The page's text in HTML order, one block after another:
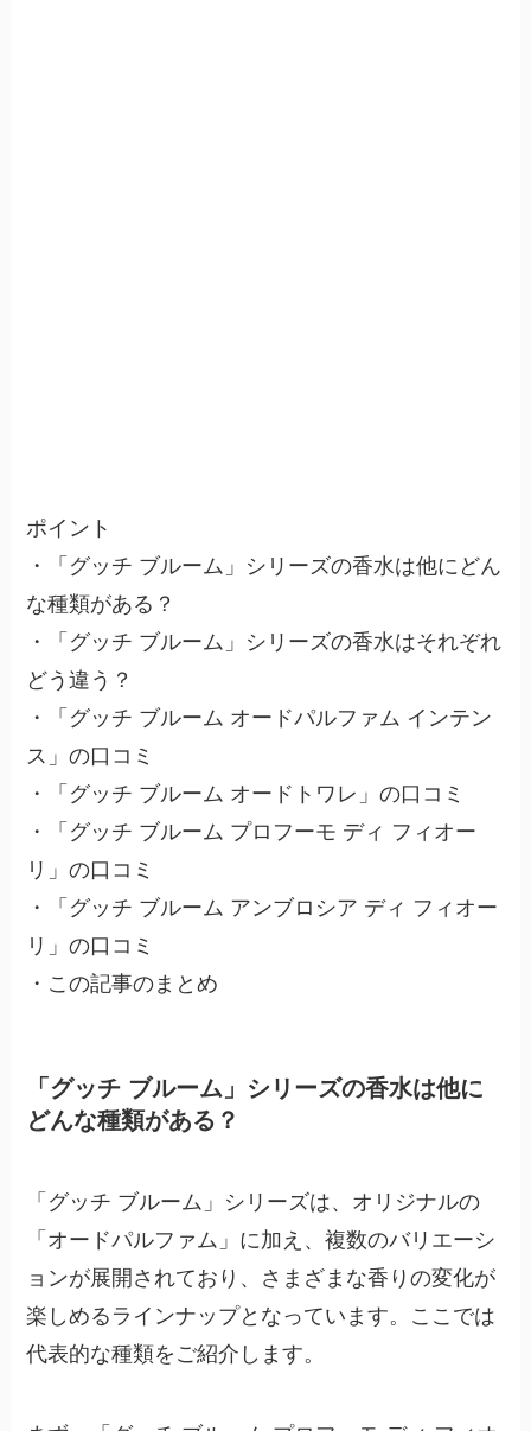
ポイント
・「グッチ ブルーム」シリーズの香水は他にどん
な種類がある？
・「グッチ ブルーム」シリーズの香水はそれぞれ
どう違う？
・「グッチ ブルーム オードパルファム インテン
ス」の口コミ
・「グッチ ブルーム オードトワレ」の口コミ
・「グッチ ブルーム プロフーモ ディ フィオー
リ」の口コミ
・「グッチ ブルーム アンブロシア ディ フィオー
リ」の口コミ
・この記事のまとめ
「グッチ ブルーム」シリーズの香水は他に
どんな種類がある？
「グッチ ブルーム」シリーズは、オリジナルの
「オードパルファム」に加え、複数のバリエーシ
ョンが展開されており、さまざまな香りの変化が
楽しめるラインナップとなっています。ここでは
代表的な種類をご紹介します。